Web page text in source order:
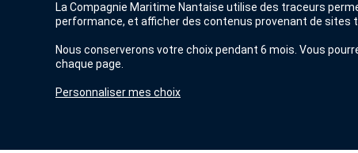
La Compagnie Maritime Nantaise utilise des traceurs
performance, et afficher des contenus provenant de sites
Nous conserverons votre choix pendant 6 mois. Vous
chaque page.
Personnaliser mes choix